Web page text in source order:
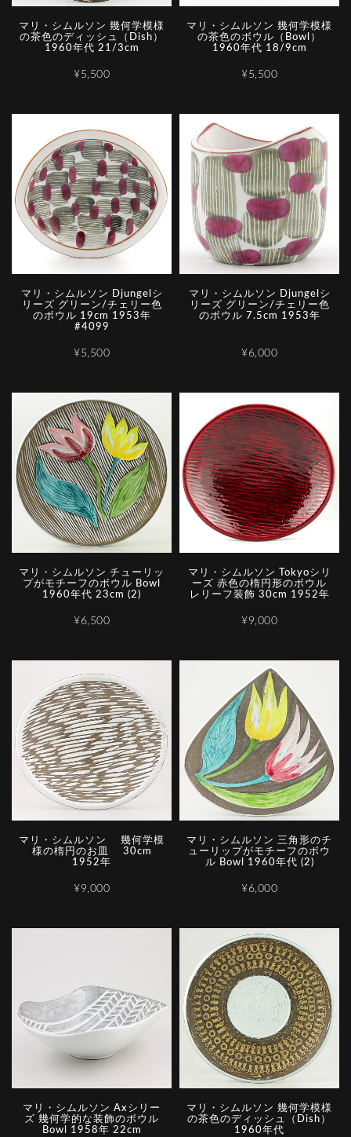
マリ・シムルソン 幾何学模様
の茶色のディッシュ（Dish）
1960年代 21/3cm
¥5,500
マリ・シムルソン 幾何学模様
の茶色のボウル（Bowl）
1960年代 18/9cm
¥5,500
マリ・シムルソン Djungelシ
リーズ グリーン/チェリー色
のボウル 19cm 1953年
#4099
¥5,500
マリ・シムルソン Djungelシ
リーズ グリーン/チェリー色
のボウル 7.5cm 1953年
¥6,000
マリ・シムルソン チューリッ
プがモチーフのボウル Bowl
1960年代 23cm (2)
¥6,500
マリ・シムルソン Tokyoシリ
ーズ 赤色の楕円形のボウル
レリーフ装飾 30cm 1952年
¥9,000
マリ・シムルソン 幾何学模
様の楕円のお皿 30cm
1952年
¥9,000
マリ・シムルソン 三角形のチ
ューリップがモチーフのボウ
ル Bowl 1960年代 (2)
¥6,000
マリ・シムルソン Axシリー
ズ 幾何学的な装飾のボウル
Bowl 1958年 22cm
マリ・シムルソン 幾何学模様
の茶色のディッシュ（Dish）
1960年代